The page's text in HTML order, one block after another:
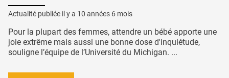
Actualité publiée il y a 10 années 6 mois
Pour la plupart des femmes, attendre un bébé apporte une
joie extrême mais aussi une bonne dose d'inquiétude,
souligne l’équipe de l’Université du Michigan. ...